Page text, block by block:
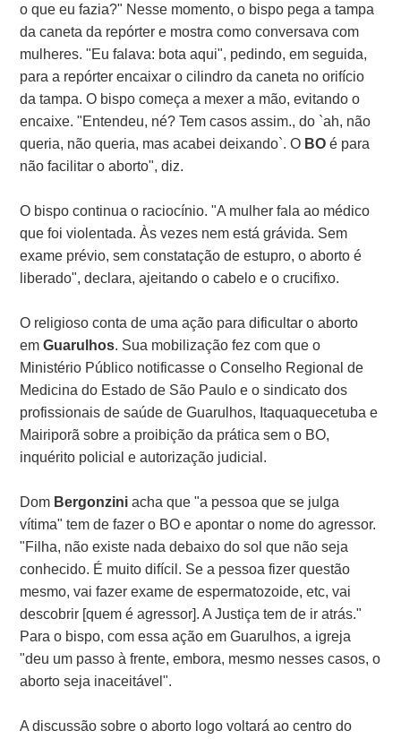
o que eu fazia?" Nesse momento, o bispo pega a tampa
da caneta da repórter e mostra como conversava com
mulheres. "Eu falava: bota aqui", pedindo, em seguida,
para a repórter encaixar o cilindro da caneta no orifício
da tampa. O bispo começa a mexer a mão, evitando o
encaixe. "Entendeu, né? Tem casos assim., do `ah, não
queria, não queria, mas acabei deixando`. O BOé para
não facilitar o aborto", diz.
O bispo continua o raciocínio. "A mulher fala ao médico
que foi violentada. Às vezes nem está grávida. Sem
exame prévio, sem constatação de estupro, o aborto é
liberado", declara, ajeitando o cabelo e o crucifixo.
O religioso conta de uma ação para dificultar o aborto
emGuarulhos. Sua mobilização fez com que o
Ministério Público notificasse o Conselho Regional de
Medicina do Estado de São Paulo e o sindicato dos
profissionais de saúde de Guarulhos, Itaquaquecetuba e
Mairiporã sobre a proibição da prática sem o BO,
inquérito policial e autorização judicial.
Dom Bergonziniacha que "a pessoa que se julga
vítima" tem de fazer o BO e apontar o nome do agressor.
"Filha, não existe nada debaixo do sol que não seja
conhecido. É muito difícil. Se a pessoa fizer questão
mesmo, vai fazer exame de espermatozoide, etc, vai
descobrir [quem é agressor]. A Justiça tem de ir atrás."
Para o bispo, com essa ação em Guarulhos, a igreja
"deu um passo à frente, embora, mesmo nesses casos, o
aborto seja inaceitável".
A discussão sobre o aborto logo voltará ao centro do